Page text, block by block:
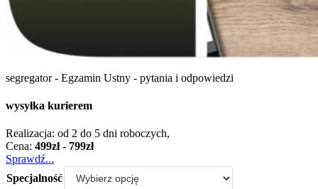
segregator - Egzamin Ustny - pytania i odpowiedzi
wysyłka kurierem
Realizacja: od 2 do 5 dni roboczych,
Cena: 499zł - 799zł
Sprawdź...
Specjalność